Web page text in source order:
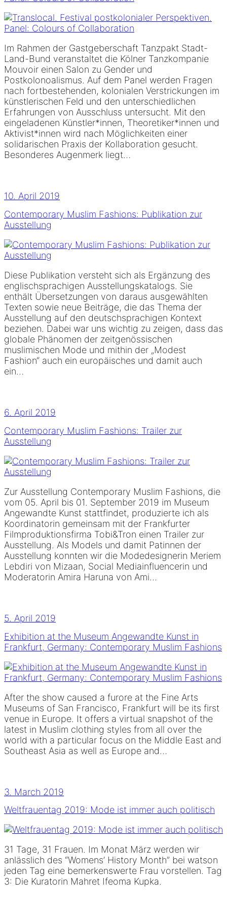
Im Rahmen der Gastgeberschaft Tanzpakt Stadt-
Land-Bund veranstaltet die Kölner Tanzkompanie
Mouvoir einen Salon zu Gender und
Postkolonoalismus. Auf dem Panel werden Fragen
nach fortbestehenden, kolonialen Verstrickungen im
künstlerischen Feld und den unterschiedlichen
Erfahrungen von Ausschluss untersucht. Mit den
eingeladenen Künstler*innen, Theoretiker*innen und
Aktivist*innen wird nach Möglichkeiten einer
solidarischen Praxis der Kollaboration gesucht.
Besonderes Augenmerk liegt…
10. April 2019
Contemporary Muslim Fashions: Publikation zur
Ausstellung
Diese Publikation versteht sich als Ergänzung des
englischsprachigen Ausstellungskatalogs. Sie
enthält Übersetzungen von daraus ausgewählten
Texten sowie neue Beiträge, die das Thema der
Ausstellung auf den deutschsprachigen Kontext
beziehen. Dabei war uns wichtig zu zeigen, dass das
globale Phänomen der zeitgenössischen
muslimischen Mode und mithin der „Modest
Fashion“ auch ein europäisches und damit auch
ein…
6. April 2019
Contemporary Muslim Fashions: Trailer zur
Ausstellung
Zur Ausstellung Contemporary Muslim Fashions, die
vom 05. April bis 01. September 2019 im Museum
Angewandte Kunst stattfindet, produzierte ich als
Koordinatorin gemeinsam mit der Frankfurter
Filmproduktionsfirma Tobi&Tron einen Trailer zur
Ausstellung. Als Models und damit Patinnen der
Ausstellung konnten wir die Modedesignerin Meriem
Lebdiri von Mizaan, Social Mediainfluencerin und
Moderatorin Amira Haruna von Ami…
5. April 2019
Exhibition at the Museum Angewandte Kunst in
Frankfurt, Germany: Contemporary Muslim Fashions
After the show caused a furore at the Fine Arts
Museums of San Francisco, Frankfurt will be its first
venue in Europe. It offers a virtual snapshot of the
latest in Muslim clothing styles from all over the
world with a particular focus on the Middle East and
Southeast Asia as well as Europe and…
3. March 2019
Weltfrauentag 2019: Mode ist immer auch politisch
31 Tage, 31 Frauen. Im Monat März werden wir
anlässlich des “Womens’ History Month” bei watson
jeden Tag eine bemerkenswerte Frau vorstellen. Tag
3: Die Kuratorin Mahret Ifeoma Kupka.